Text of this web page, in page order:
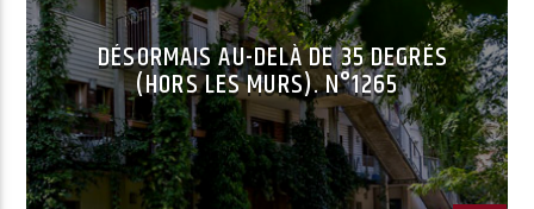
DÉSORMAIS AU-DELÀ DE 35 DEGRÉS
(HORS LES MURS). N°1265